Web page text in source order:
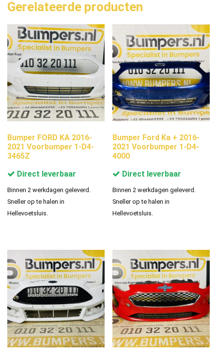
Gerelateerde producten
Bumper FORD KA 2016-
2021 Voorbumper 1-D4-
3465Z
Direct leverbaar
Binnen 2 werkdagen geleverd.
Sneller op te halen in
Hellevoetsluis.
Bumper Ford Ka + 2016-
2021 Voorbumper 1-D4-
4000
Direct leverbaar
Binnen 2 werkdagen geleverd.
Sneller op te halen in
Hellevoetsluis.